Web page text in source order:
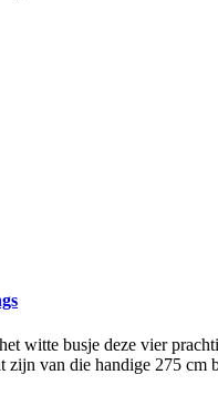
witte busje deze vier
zijn van die handige 275 cm